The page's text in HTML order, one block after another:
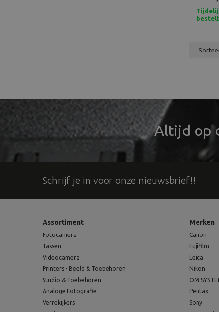
Altijd op
Schrijf je in voor onze nieuwsbrief!!
Assortiment
Fotocamera
Tassen
Videocamera
Printers - Beeld & Toebehoren
Studio & Toebehoren
Analoge Fotografie
Verrekijkers
Merken
Canon
Fujifilm
Leica
Nikon
OM
Pentax
Sony